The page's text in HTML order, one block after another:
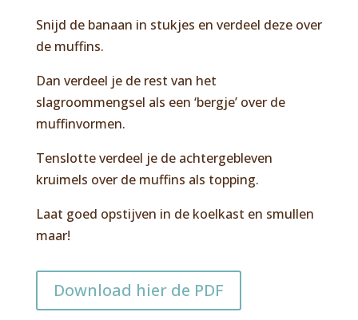
Snijd de banaan in stukjes en verdeel deze over
de muffins.
Dan verdeel je de rest van het
slagroommengsel als een ‘bergje’ over de
muffinvormen.
Tenslotte verdeel je de achtergebleven
kruimels over de muffins als topping.
Laat goed opstijven in de koelkast en smullen
maar!
Download hier de PDF